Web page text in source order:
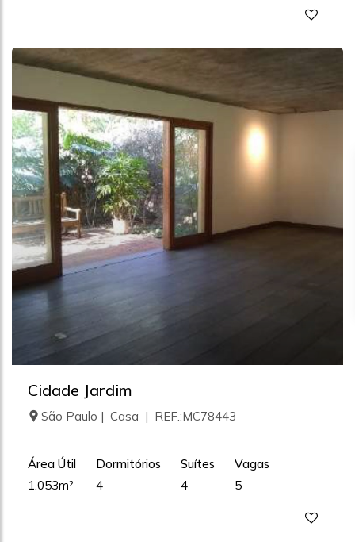
Cidade Jardim
São Paulo | Casa | REF.:MC78443
Área Útil
1.053m²
Dormitórios
4
Suítes
4
Vagas
5